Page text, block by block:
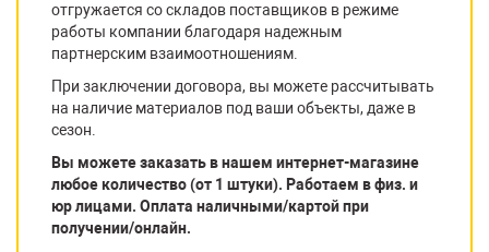
отгружается со складов поставщиков в режиме
работы компании благодаря надежным
партнерским взаимоотношениям.
При заключении договора, вы можете рассчитывать
на наличие материалов под ваши объекты, даже в
сезон.
Вы можете заказать в нашем интернет-магазине
любое количество (от 1 штуки). Работаем в физ. и
юр лицами. Оплата наличными/картой при
получении/онлайн.